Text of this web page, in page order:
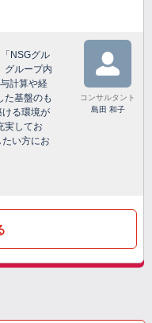
NSGグル
グループ内
計算や経
た基盤のも
ける環境が
実してお
い方にお
コンサルタント
島田 和子